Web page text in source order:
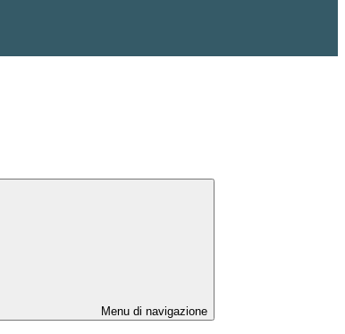
Menu di navigazione